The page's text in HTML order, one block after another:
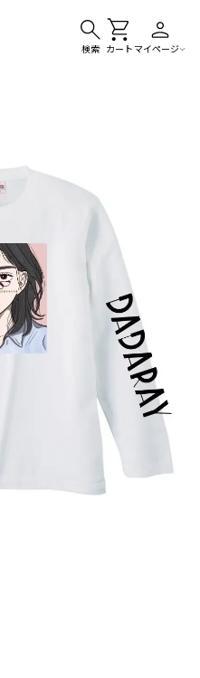
検索 カート マイページ